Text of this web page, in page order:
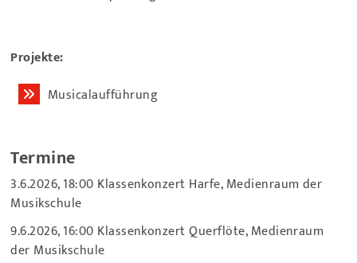
Projekte:
Musicalaufführung
Termine
3.6.2026, 18:00 Klassenkonzert Harfe, Medienraum der
Musikschule
9.6.2026, 16:00 Klassenkonzert Querflöte, Medienraum
der Musikschule